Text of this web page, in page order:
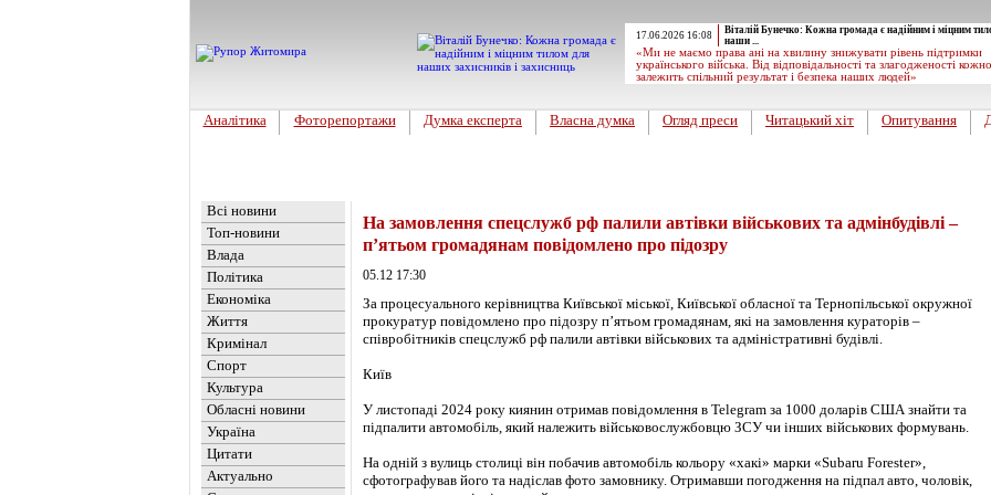
17.06.2026 16:08
Віталій Бунечко: Кожна громада є надійним і міцним
наши ...
«Ми не маємо права ані на хвилину знижувати рівень підтримки
українського війська. Від відповідальності та злагодженості
залежить спільний результат і безпека наших людей»
Аналітика Фоторепортажи Думка експерта Власна думка Огляд преси Читацький хіт Опитування
Всі новини
Топ-новини
Влада
Політика
Економіка
Життя
Кримінал
Спорт
Культура
Обласні новини
Україна
Цитати
Актуально
На замовлення спецслужб рф палили автівки військових та адмінбудівлі –
п’ятьом громадянам повідомлено про підозру
05.12 17:30
За процесуального керівництва Київської міської, Київської обласної та Тернопільської окружної
прокуратур повідомлено про підозру п’ятьом громадянам, які на замовлення кураторів –
співробітників спецслужб рф палили автівки військових та адміністративні будівлі.
Київ
У листопаді 2024 року киянин отримав повідомлення в Telegram за 1000 доларів США знайти та
підпалити автомобіль, який належить військовослужбовцю ЗСУ чи інших військових формувань.
На одній з вулиць столиці він побачив автомобіль кольору «хакі» марки «Subaru Forester»,
сфотографував його та надіслав фото замовнику. Отримавши погодження на підпал авто, чоловік,